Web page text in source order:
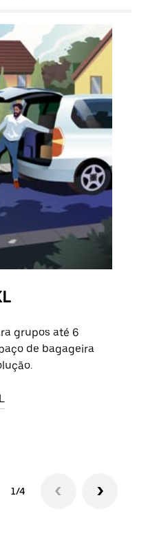
grupos até 6
de bagageira
1/4